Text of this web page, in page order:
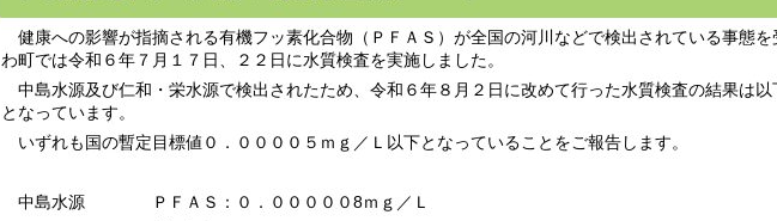
健康への影響が指摘される有機フッ素化合物（ＰＦＡＳ）が全国の河川などで検出されている事態を
わ町では令和６年７月１７日、２２日に水質検査を実施しました。
中島水源及び仁和・栄水源で検出されたため、令和６年８月２日に改めて行った水質検査の結果は以
となっています。
いずれも国の暫定目標値０．００００５ｍｇ／Ｌ以下となっていることをご報告します。
中島水源 ＰＦＡＳ：０．０００００8ｍｇ／Ｌ